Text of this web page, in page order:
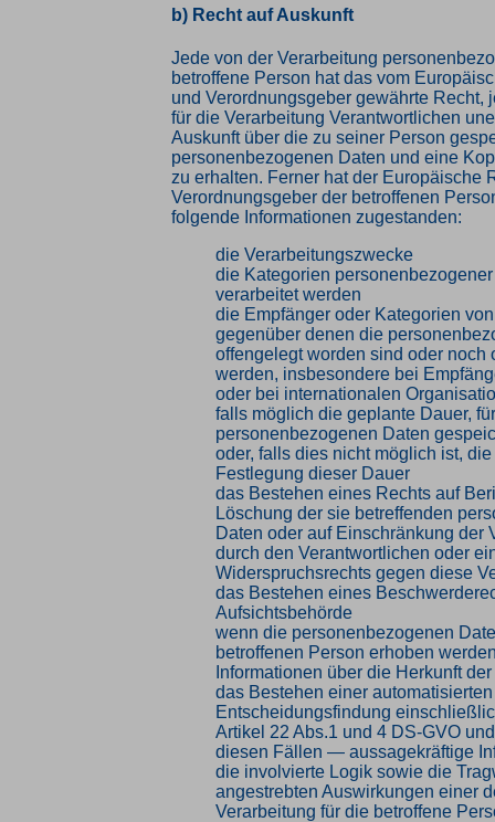
b) Recht auf Auskunft
Jede von der Verarbeitung
betroffene Person hat das vom
und Verordnungsgeber gewährte Recht,
für die Verarbeitung Verantwortlichen
Auskunft über die zu seiner Person
personenbezogenen Daten und eine
zu erhalten. Ferner hat der Europäische
Verordnungsgeber der betroffenen
folgende Informationen zugestanden:
die Verarbeitungszwecke
die Kategorien
verarbeitet werden
die Empfänger oder Kategorien
gegenüber denen die
offengelegt worden sind oder noch
werden, insbesondere bei
oder bei internationalen
falls möglich die geplante Dauer,
personenbezogenen Daten
oder, falls dies nicht möglich ist,
Festlegung dieser Dauer
das Bestehen eines Rechts auf
Löschung der sie betreffenden
Daten oder auf Einschränkung der
durch den Verantwortlichen oder
Widerspruchsrechts gegen diese
das Bestehen eines
Aufsichtsbehörde
wenn die personenbezogenen
betroffenen Person erhoben
Informationen über die Herkunft
das Bestehen einer automatisierten
Entscheidungsfindung
Artikel 22 Abs.1 und 4 DS-GVO
diesen Fällen — aussagekräftige
die involvierte Logik sowie die
angestrebten Auswirkungen einer
Verarbeitung für die betroffene